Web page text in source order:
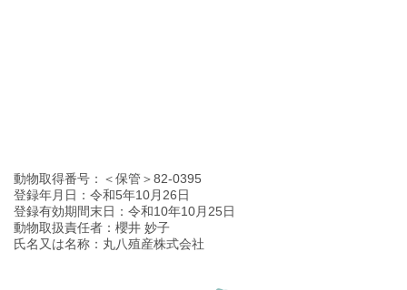
動物取得番号：＜保管＞82-0395
登録年月日：令和5年10月26日
登録有効期間末日：令和10年10月25日
動物取扱責任者：櫻井 妙子
氏名又は名称：丸八殖産株式会社